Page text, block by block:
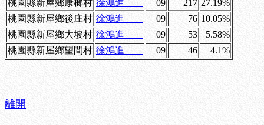
桃園縣新屋鄉康榔村 徐鴻進 09 217 27.19%
桃園縣新屋鄉後庄村 徐鴻進 09 76 10.05%
桃園縣新屋鄉大坡村 徐鴻進 09 53
5.58%
桃園縣新屋鄉望間村 徐鴻進 09 46 4.1%
離開